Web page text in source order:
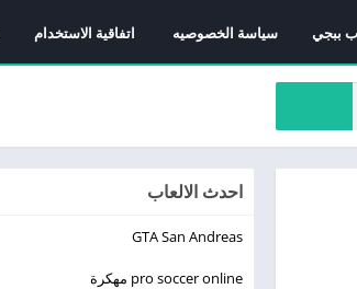
ببجي سياسة الخصوصيه اتفاقية الاستخدام
احدث الالعاب
GTA San Andreas
pro soccer online مهكرة